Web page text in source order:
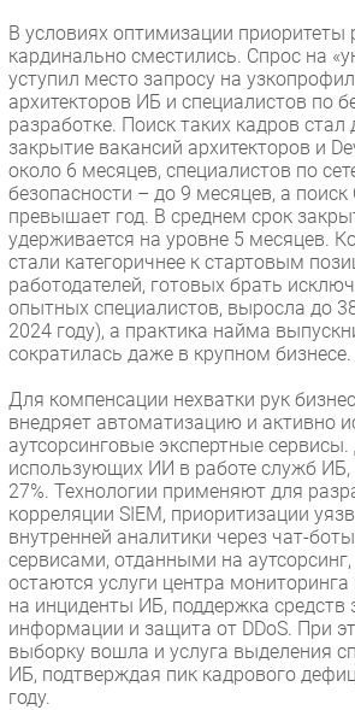
В условиях оптимизации приоритеты
кардинально сместились. Спрос на
уступил место запросу на
архитекторов ИБ и специалистов по
разработке. Поиск таких кадров
закрытие вакансий архитекторов и
около 6 месяцев, специалистов по
безопасности – до 9 месяцев, а поиск
превышает год. В среднем срок
удерживается на уровне 5 месяцев.
стали категоричнее к стартовым
работодателей, готовых брать
опытных специалистов, выросла до
2024 году), а практика найма
сократилась даже в крупном бизнесе.
Для компенсации нехватки рук
внедряет автоматизацию и активно
аутсорсинговые экспертные
использующих ИИ в работе служб ИБ,
27%. Технологии применяют для
корреляции SIEM, приоритизации
внутренней аналитики через чат-
сервисами, отданными на
остаются услуги центра
на инциденты ИБ, поддержка средств
информации и защита от DDoS. При
выборку вошла и услуга выделения
ИБ, подтверждая пик кадрового
году.